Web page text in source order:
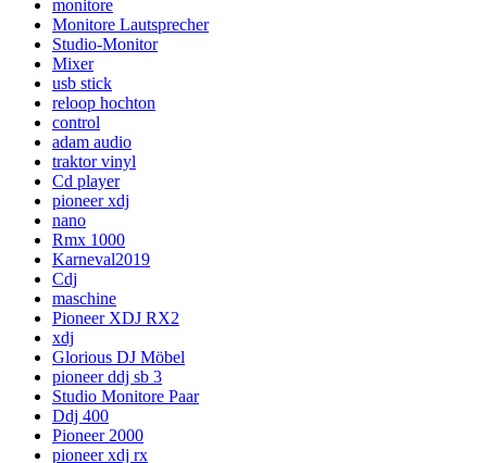
monitore
Monitore Lautsprecher
Studio-Monitor
Mixer
usb stick
reloop hochton
control
adam audio
traktor vinyl
Cd player
pioneer xdj
nano
Rmx 1000
Karneval2019
Cdj
maschine
Pioneer XDJ RX2
xdj
Glorious DJ Möbel
pioneer ddj sb 3
Studio Monitore Paar
Ddj 400
Pioneer 2000
pioneer xdj rx